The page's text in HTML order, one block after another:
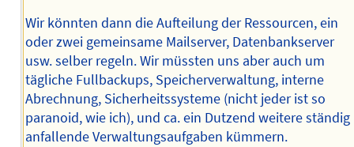
Wir könnten dann die Aufteilung der Ressourcen, ein
oder zwei gemeinsame Mailserver, Datenbankserver
usw. selber regeln. Wir müssten uns aber auch um
tägliche Fullbackups, Speicherverwaltung, interne
Abrechnung, Sicherheitssysteme (nicht jeder ist so
paranoid, wie ich), und ca. ein Dutzend weitere ständig
anfallende Verwaltungsaufgaben kümmern.